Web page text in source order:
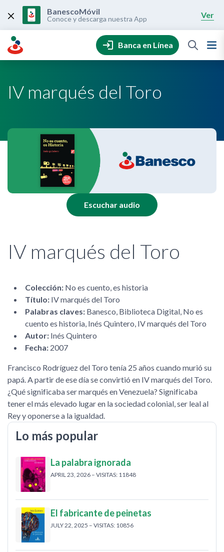
content
BanescoMóvil
Conoce y descarga nuestra App Ver
Banca en Línea
IV marqués del Toro
Escuchar audio
IV marqués del Toro
Colección: No es cuento, es historia
Título: IV marqués del Toro
Palabras claves: Banesco, Biblioteca Digital, No es
cuento es historia, Inés Quintero, IV marqués del Toro
Autor: Inés Quintero
Fecha: 2007
Francisco Rodríguez del Toro tenía 25 años cuando murió su
papá. A partir de ese día se convirtió en IV marqués del Toro.
¿Qué significaba ser marqués en Venezuela? Significaba
tener el más elevado lugar en la sociedad colonial, ser leal al
Rey y oponerse a la igualdad.
Lo más popular
La palabra ignorada
APRIL 23, 2026 – VISITAS: 11848
El fabricante de peinetas
JULY 22, 2025 – VISITAS: 10856